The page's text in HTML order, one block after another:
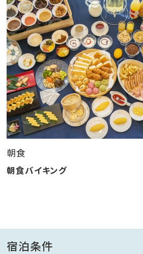
も楽しめる魅力満点のスノーリゾー
【宿泊特典】
〇温ぱら会員限定価格
〇ご滞在中温泉大浴場が無料！
〇室内プールご利用は、夏季、冬季
※夏季及び冬季は優待料金でご
13歳以上／500円 12歳以下／
*チェックイン前・アウト後もご利用
*毎週水曜日は大浴場15時から、
*おむつの取れていないお子様の
■冬季ご利用時のご案内■
朝食
朝食バイキング
宿泊条件